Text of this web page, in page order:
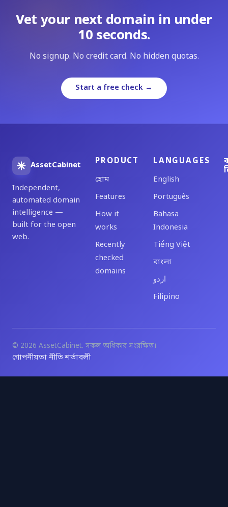
Vet your next domain in under
10 seconds.
No signup. No credit card. No hidden quotas.
Start a free check →
AssetCabinet
Independent,
automated domain
intelligence —
built for the open
web.
PRODUCT
হোম
Features
How it
works
Recently
checked
domains
LANGUAGES
English
Português
Bahasa
Indonesia
Tiếng Việt
বাংলা
اردو
Filipino
© 2026 AssetCabinet. সকল অধিকার সংরক্ষিত।
গোপনীয়তা নীতি·শর্তাবলী